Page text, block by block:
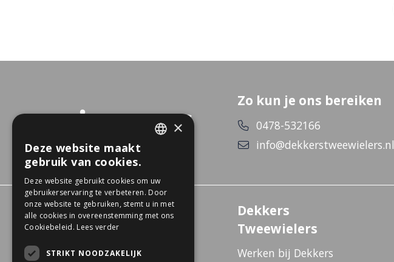
Zo kun je ons bereiken
0478-532166
info@dekkerstweewielers.nl
Experience Center
Wanssum
5861 CZ Wanssum
Dekkers
Tweewielers
Werken bij Dekkers
×
Deze website maakt
gebruik van cookies.
Deze website gebruikt cookies om uw
gebruikerservaring te verbeteren. Door
onze website te gebruiken, stemt u in met
alle cookies in overeenstemming met ons
Cookiebeleid. Lees verder
STRIKT NOODZAKELIJK